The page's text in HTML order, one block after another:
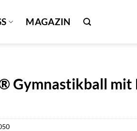
MAGAZIN
Gymnastikball mit